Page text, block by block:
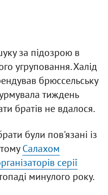
за підозрою в
угруповання. Халід
брюссельську
тиждень
братів не вдалося.
були пов'язані із
Салахом
серії
минулого року.